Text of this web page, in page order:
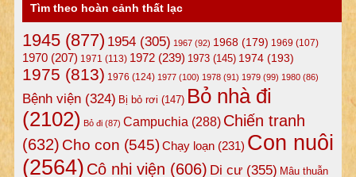
Tìm theo hoàn cảnh thất lạc
1945(877) 1954(305) 1967(92) 1968(179) 1969 (107)
1970(207) 1971 (113) 1972(239) 1973(145) 1974(193)
1975 (813) 1976 (124) 1977(100) 1978(91) 1979(99) 1980(86)
Bệnh viện(324) Bị bỏ rơi (147) Bỏ nhà đi
(2102) Bỏ đi(87) Campuchia (288) Chiến tranh
(632) Cho con (545)Chạy loạn(231) Con nuôi
(2564) Cô nhi viện (606) Di cư(355) Mâu thuẫn